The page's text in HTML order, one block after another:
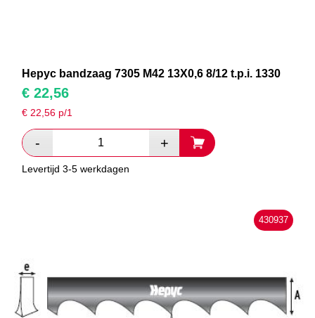
Hepyc bandzaag 7305 M42 13X0,6 8/12 t.p.i. 1330
€ 22,56
€22,56 p/1
Levertijd 3-5 werkdagen
430937